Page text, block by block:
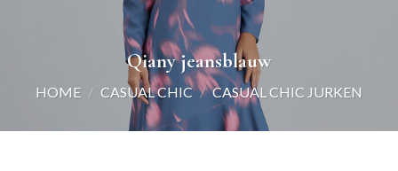
Qiany jeansblauw
HOME / CASUAL CHIC / CASUAL CHIC JURKEN